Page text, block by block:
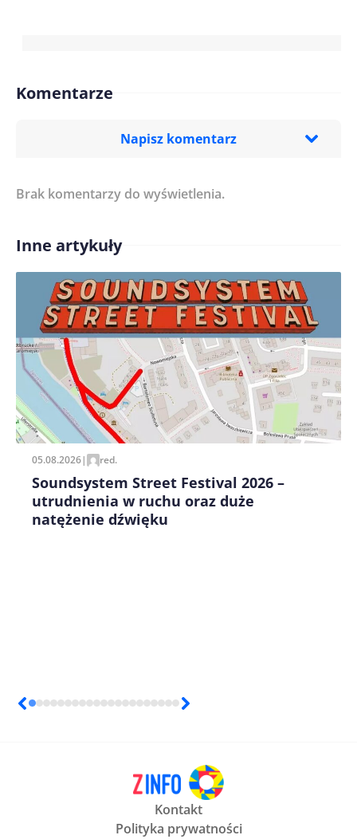
Komentarze
Napisz komentarz
Treść komentarza*
Imię/ Nick*
Zapamiętaj moje dane w tej przeglądarce podczas
pisania kolejnych komentarzy.
Brak komentarzy do wyświetlenia.
Inne artykuły
05.08.2026| red.
Soundsystem Street Festival 2026 –
utrudnienia w ruchu oraz duże
natężenie dźwięku
Kontakt
Polityka prywatności